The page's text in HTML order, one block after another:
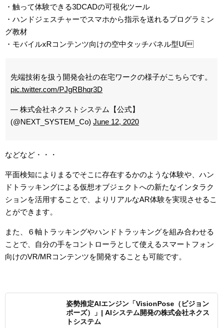
・触って体験できる3DCADの可視化ツール
・ハンドジェスチャーでスマホから指示を送れるプログラミン
グ教材
・モバイルxRコンテンツ向けの空中タッチパネル型UI
先端技術を扱う開発会社の在宅ワークの様子がこちらです。
pic.twitter.com/PJgRBhqr3D
— 株式会社ネクストシステム【公式】
(@NEXT_SYSTEM_Co) June 12, 2020
などなど・・・
平面検知によりまるでそこに存在するかのような体験や、ハン
ドトラッキングによる仮想オブジェクトへの新たなインタラク
ションを活用することで、よりリアルなAR体験を実現させるこ
とができます。
また、６軸トラッキングやハンドトラッキングを組み合わせる
ことで、自分の手をコントローラとして使えるスマートフォン
向けのVR/MRコンテンツを開発することも可能です。
姿勢推定AIエンジン「VisionPose（ビジョン
ポーズ）」| AIシステム開発の株式会社ネクス
トシステム